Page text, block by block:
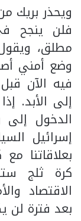
ويحذر بريك
فلن ينجح
مطلق،
وضع أمني
فيه الآن
إلى الأبد.
الدخول
إسرائيل
بعلاقاتنا
كرة ثلج
الاقتصاد
بعد فترة لن